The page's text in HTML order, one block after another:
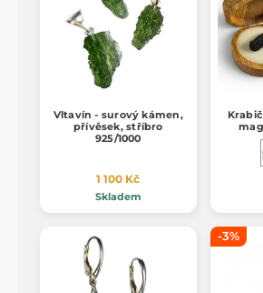
Vltavín - surový kámen,
přívěsek, stříbro
925/1000
1 100 Kč
Skladem
-3%